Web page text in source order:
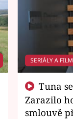
SERIÁLY A
Zarazilo
smlouvě